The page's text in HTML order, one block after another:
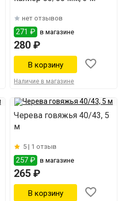
нет отзывов
271 ₽ в магазине
280 ₽
Наличие в магазине
Черева говяжья 40/43, 5
м
5 | 1 отзыв
257 ₽ в магазине
265 ₽